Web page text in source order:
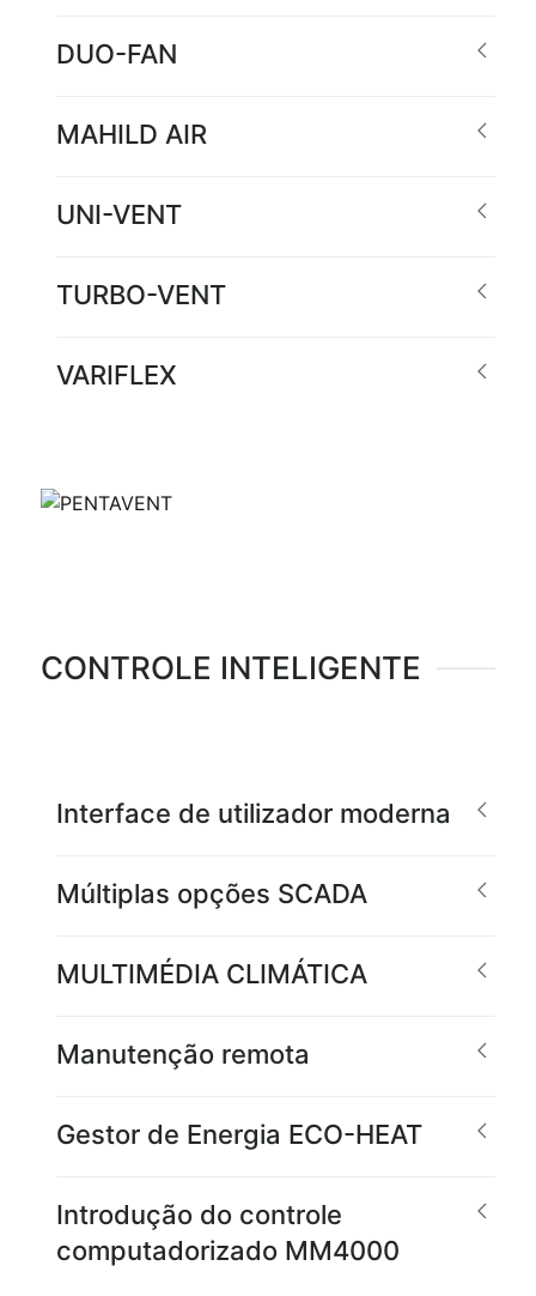
DUO-FAN
MAHILD AIR
UNI-VENT
TURBO-VENT
VARIFLEX
CONTROLE INTELIGENTE
Interface de utilizador moderna
Múltiplas opções SCADA
MULTIMÉDIA CLIMÁTICA
Manutenção remota
Gestor de Energia ECO-HEAT
Introdução do controle
computadorizado MM4000